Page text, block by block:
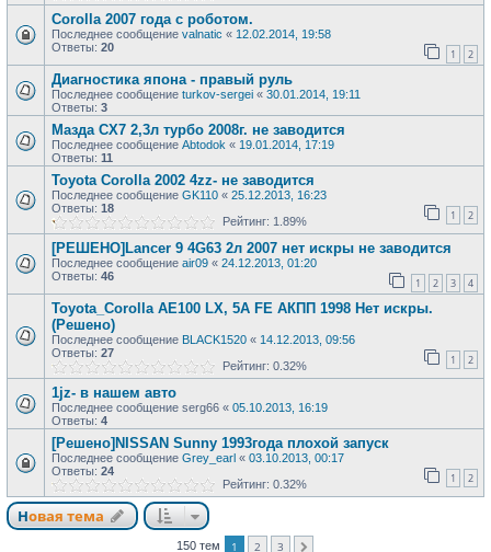
Corolla 2007 года с роботом.
Последнее сообщение valnatic « 12.02.2014, 19:58
Ответы: 20 1 2
Диагностика япона - правый руль
Последнее сообщение turkov-sergei « 30.01.2014, 19:11
Ответы: 3
Мазда CX7 2,3л турбо 2008г. не заводится
Последнее сообщение Abtodok « 19.01.2014, 17:19
Ответы: 11
Toyota Corolla 2002 4zz- не заводится
Последнее сообщение GK110 « 25.12.2013, 16:23
Ответы: 18 1 2
Рейтинг: 1.89%
[РЕШЕНО]Lancer 9 4G63 2л 2007 нет искры не заводится
Последнее сообщение air09 « 24.12.2013, 01:20
Ответы: 46 1 2 3 4
Toyota_Corolla AE100 LX, 5A FE АКПП 1998 Нет искры.
(Решено)
Последнее сообщение BLACK1520 « 14.12.2013, 09:56
Ответы: 27 1 2
Рейтинг: 0.32%
1jz- в нашем авто
Последнее сообщение serg66 « 05.10.2013, 16:19
Ответы: 4
[Решено]NISSAN Sunny 1993года плохой запуск
Последнее сообщение Grey_earl « 03.10.2013, 00:17
Ответы: 24 1 2
Рейтинг: 0.32%
Новая тема
150 тем 1 2 3